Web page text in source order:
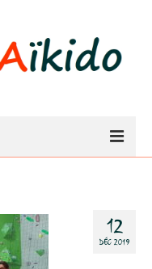
12
DÉC 2019